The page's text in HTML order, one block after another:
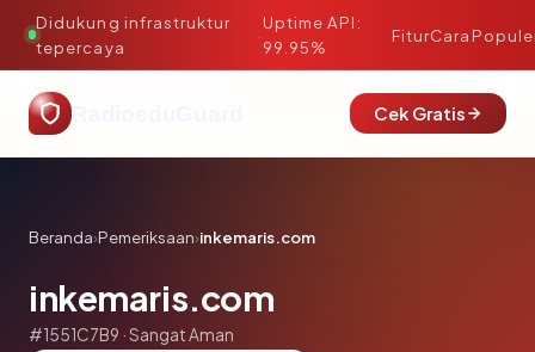
Didukung infrastruktur
tepercaya
·
Uptime API:
99.95%
FiturCara
Cek Gratis
Beranda›Pemeriksaan›inkemaris.com
inkemaris.com
#1551C7B9 · Sangat Aman